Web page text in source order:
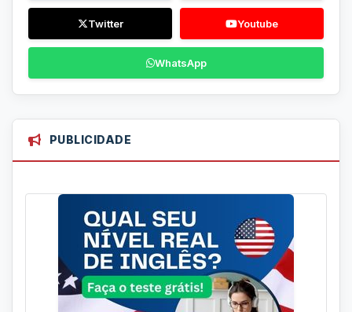
Twitter Youtube
WhatsApp
PUBLICIDADE